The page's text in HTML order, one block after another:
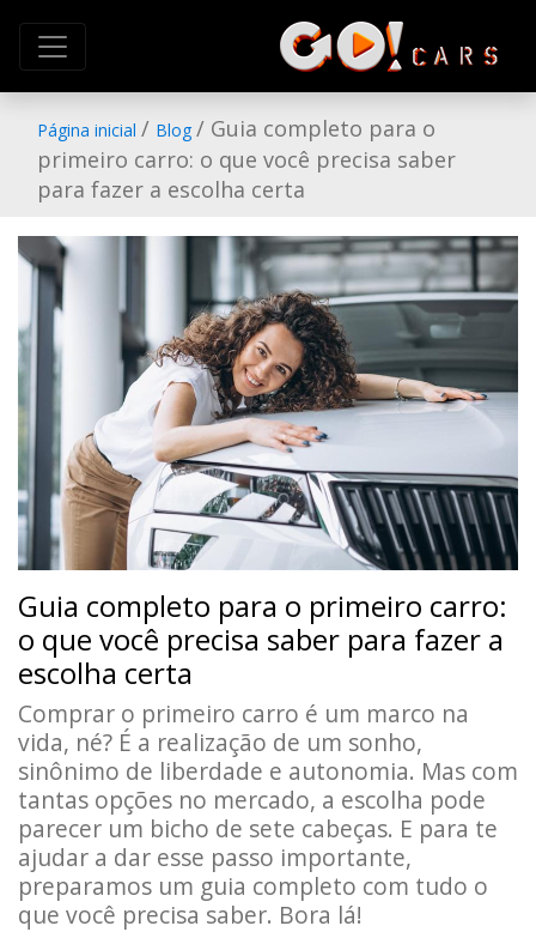
Página inicial / Blog / Guia completo para o
primeiro carro: o que você precisa saber
para fazer a escolha certa
Guia completo para o primeiro carro:
o que você precisa saber para fazer a
escolha certa
Comprar o primeiro carro é um marco na
vida, né? É a realização de um sonho,
sinônimo de liberdade e autonomia. Mas com
tantas opções no mercado, a escolha pode
parecer um bicho de sete cabeças. E para te
ajudar a dar esse passo importante,
preparamos um guia completo com tudo o
que você precisa saber. Bora lá!